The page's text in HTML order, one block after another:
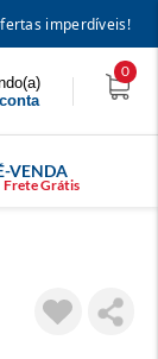
imperdíveis!
0
VENDA